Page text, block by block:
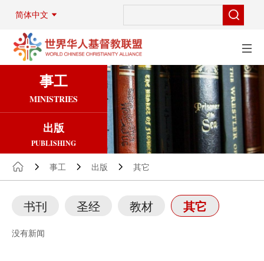
简体中文
事工
MINISTRIES
出版
PUBLISHING
事工 出版 其它
书刊 圣经 教材 其它
没有新闻